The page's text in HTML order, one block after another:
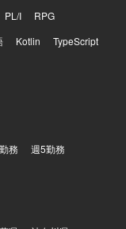
PL/I
RPG
Kotlin
TypeScript
務 週5勤務